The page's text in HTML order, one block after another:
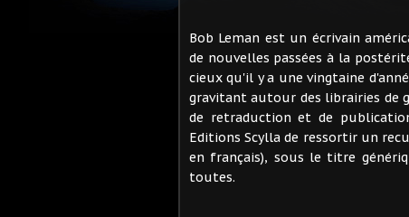
Bob Leman est un écrivain
de nouvelles passées à la
cieux qu'il y a une vingtaine
gravitant autour des librairies de
de retraduction et de
Editions Scylla de ressortir un
en français), sous le titre
toutes.